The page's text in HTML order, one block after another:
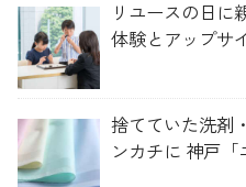
リユースの日に
体験とアップサ
捨てていた洗剤
ンカチに 神戸